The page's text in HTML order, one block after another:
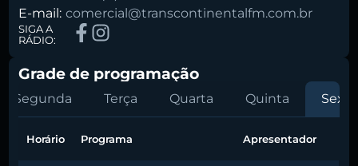
E-mail: comercial@transcontinentalfm.com.br
SIGA A
RÁDIO:
Grade de programação
Segunda Terça Quarta Quinta Sexta
Horário Programa Apresentador